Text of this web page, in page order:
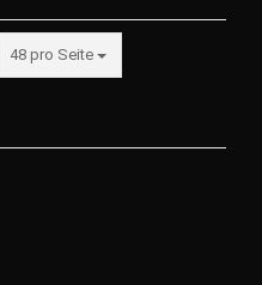
48 pro Seite